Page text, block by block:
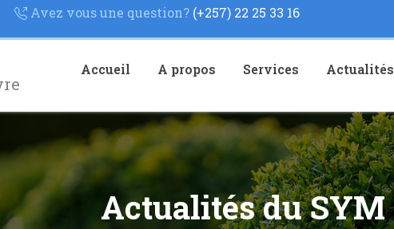
Avez vous une question?(+257) 22 25 33 16
Accueil A propos Services Actualités
Actualités du SYM